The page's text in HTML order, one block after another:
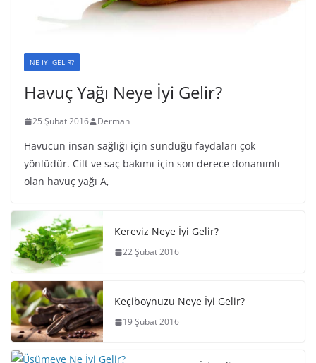
NE İYİ GELİR?
Havuç Yağı Neye İyi Gelir?
25 Şubat 2016 Derman
Havucun insan sağlığı için sunduğu faydaları çok
yönlüdür. Cilt ve saç bakımı için son derece donanımlı
olan havuç yağı A,
Kereviz Neye İyi Gelir?
22 Şubat 2016
Keçiboynuzu Neye İyi Gelir?
19 Şubat 2016